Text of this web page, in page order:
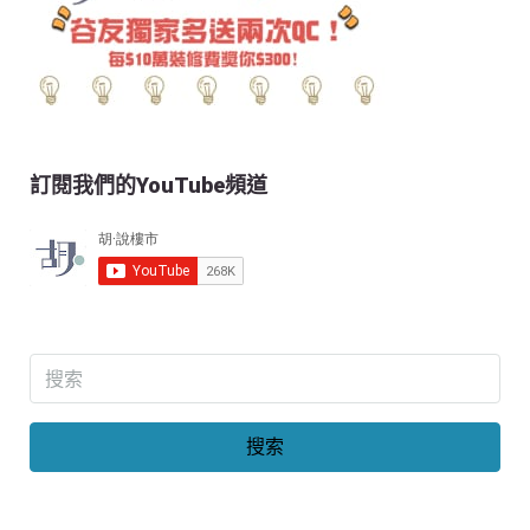
訂閱我們的YouTube頻道
搜索